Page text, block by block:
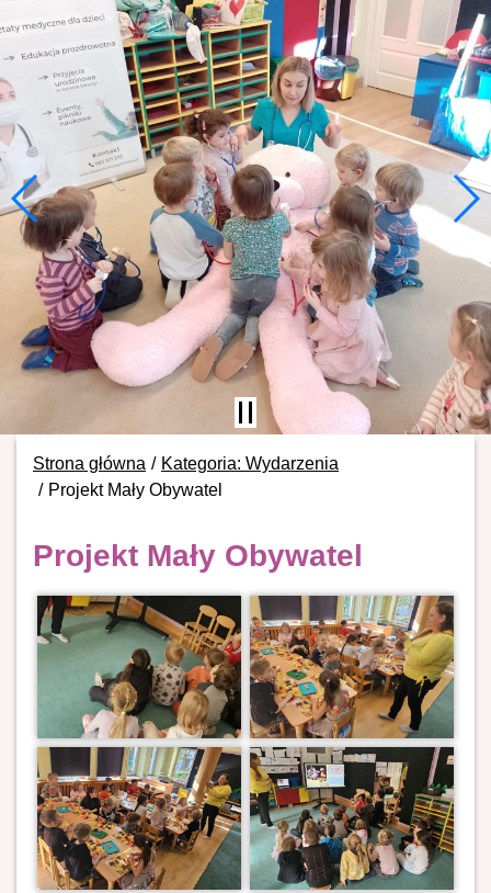
Strona główna
Kategoria: Wydarzenia
Projekt Mały Obywatel
Projekt Mały Obywatel